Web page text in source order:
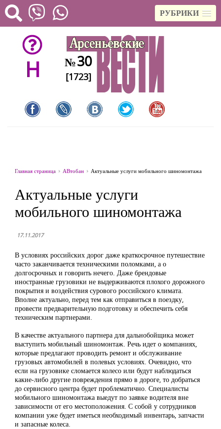
РУБРИКИ
H №30
[1723]
Главная страница АВтобан Актуальные услуги мобильного шиномонтажа
Актуальные услуги
мобильного шиномонтажа
17.11.2017
В условиях российских дорог даже краткосрочное путешествие
часто заканчивается техническими поломками, а о
долгосрочных и говорить нечего. Даже брендовые
иностранные грузовики не выдерживаются плохого дорожного
покрытия и воздействия сурового российского климата.
Вполне актуально, перед тем как отправиться в поездку,
провести предварительную подготовку и обеспечить себя
техническим партнерами.
В качестве актуального партнера для дальнобойщика может
выступить мобильный шиномонтаж. Речь идет о компаниях,
которые предлагают проводить ремонт и обслуживание
грузовых автомобилей в полевых условиях. Очевидно, что
если на грузовике сломается колесо или будут наблюдаться
какие-либо другие повреждения прямо в дороге, то добраться
до сервисного центра будет проблематично. Специалисты
мобильного шиномонтажа выедут по заявке водителя вне
зависимости от его местоположения. С собой у сотрудников
компании уже будет иметься необходимый инвентарь, запчасти
и запасные колеса.